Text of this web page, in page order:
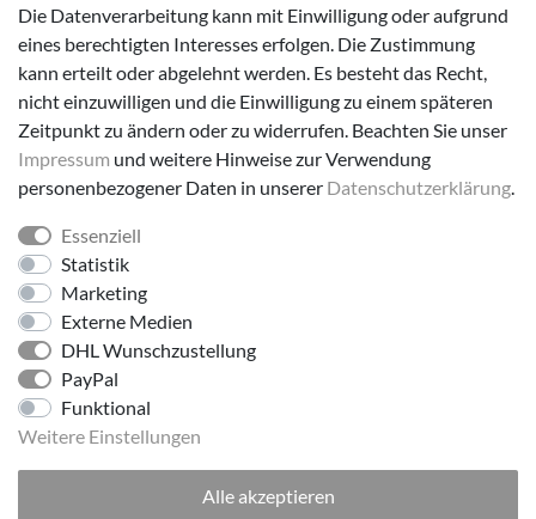
Versanddienstleister
Folge uns!
Die Datenverarbeitung kann mit Einwilligung oder aufgrund
eines berechtigten Interesses erfolgen. Die Zustimmung
kann erteilt oder abgelehnt werden. Es besteht das Recht,
nicht einzuwilligen und die Einwilligung zu einem späteren
Zeitpunkt zu ändern oder zu widerrufen. Beachten Sie unser
Impressum und weitere Hinweise zur Verwendung
personenbezogener Daten in unserer Daten­schutz­erklärung.
Essenziell
Statistik
Marketing
Externe Medien
DHL Wunschzustellung
PayPal
Funktional
Weitere Einstellungen
Alle akzeptieren